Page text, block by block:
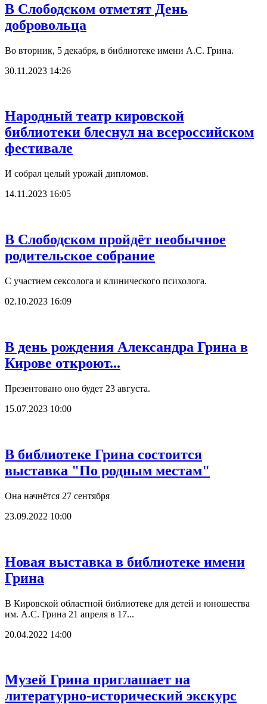
В Слободском отметят День
добровольца
Во вторник, 5 декабря, в библиотеке имени А.С. Грина.
30.11.2023 14:26
Народный театр кировской
библиотеки блеснул на всероссийском
фестивале
И собрал целый урожай дипломов.
14.11.2023 16:05
В Слободском пройдёт необычное
родительское собрание
С участием сексолога и клинического психолога.
02.10.2023 16:09
В день рождения Александра Грина в
Кирове откроют...
Презентовано оно будет 23 августа.
15.07.2023 10:00
В библиотеке Грина состоится
выставка "По родным местам"
Она начнётся 27 сентября
23.09.2022 10:00
Новая выставка в библиотеке имени
Грина
В Кировской областной библиотеке для детей и юношества
им. А.С. Грина 21 апреля в 17...
20.04.2022 14:00
Музей Грина приглашает на
литературно-исторический экскурс